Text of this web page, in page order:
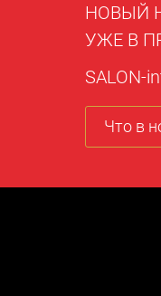
НОВЫЙ
УЖЕ В
SALON-
Что в